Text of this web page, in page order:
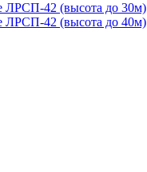
ЛРСП-42 (высота до 30м)
ЛРСП-42 (высота до 40м)